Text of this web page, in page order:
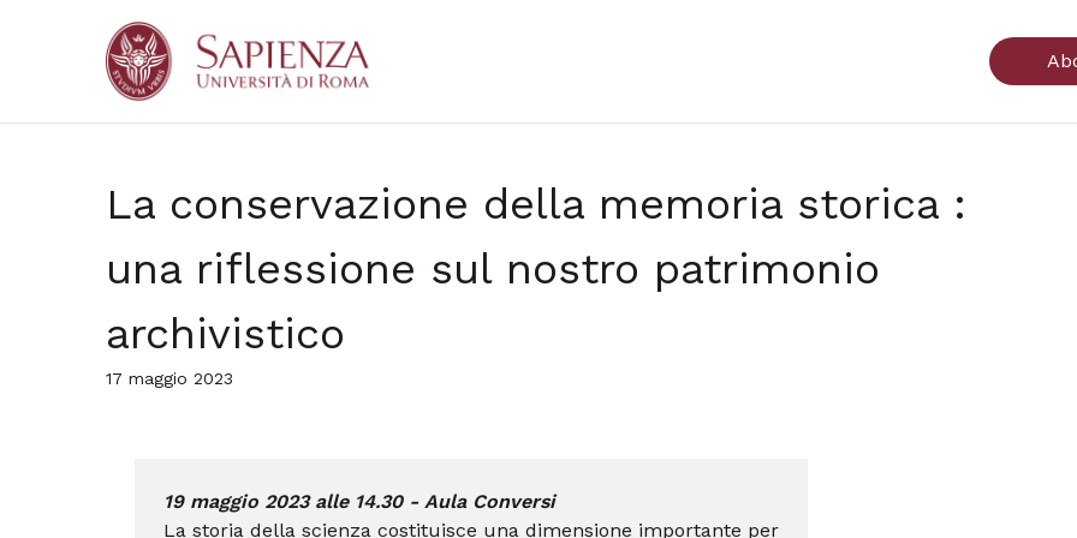
La conservazione della memoria storica :
una riflessione sul nostro patrimonio
archivistico
17 maggio 2023
19 maggio 2023 alle 14.30 - Aula Conversi
La storia della scienza costituisce una dimensione importante per